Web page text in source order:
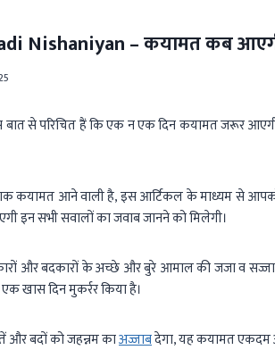
Nishaniyan – कयामत कब
से परिचित हैं कि एक न एक दिन कयामत जरूर
कयामत आने वाली है, इस आर्टिकल के माध्यम से
इन सभी सवालों का जवाब जानने को मिलेगी।
और बदकारों के अच्छे और बुरे आमाल की जजा व
खास दिन मुकर्रर किया है।
और बदों को जहन्नम काअज्जाबदेगा, यह कयामत एकदम